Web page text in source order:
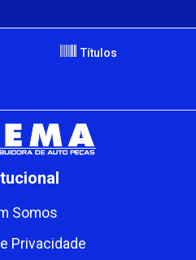
Títulos
Somos
Privacidade